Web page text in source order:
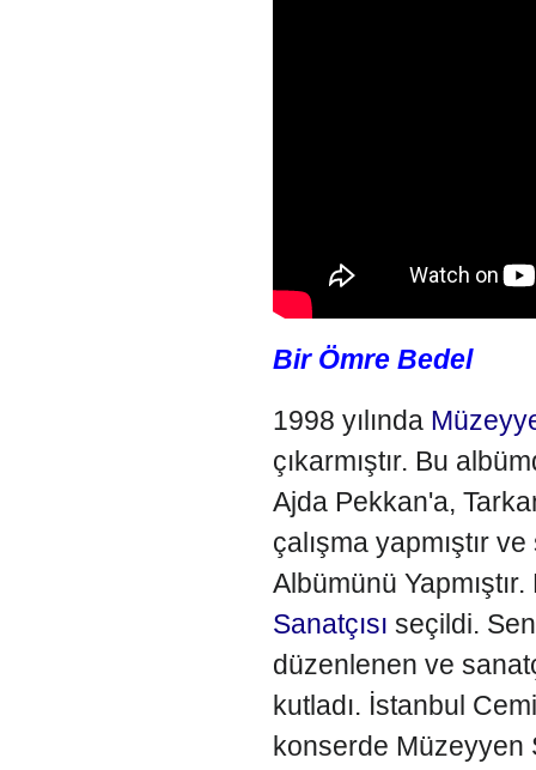
Bir Ömre Bedel
1998 yılında
çıkarmıştır. Bu
Ajda Pekkan'a,
çalışma yapmıştır
Albümünü
Sanatçısı seçildi.
düzenlenen ve
kutladı. İstanbul
konserde Müzeyyen